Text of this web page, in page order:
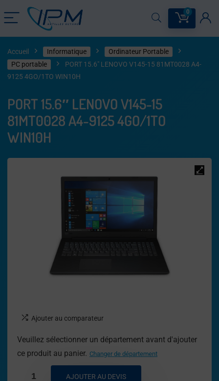
0
Accueil Informatique
Ordinateur Portable
PC portable
PORT 15.6″ LENOVO V145-15 81MT0028 A4-
9125 4GO/1TO WIN10H
PORT 15.6″ LENOVO V145-15
81MT0028 A4-9125 4GO/1TO
WIN10H
Ajouter au comparateur
Veuillez sélectionner un département avant d'ajouter
ce produit au panier. Changer de département
AJOUTER AU DEVIS